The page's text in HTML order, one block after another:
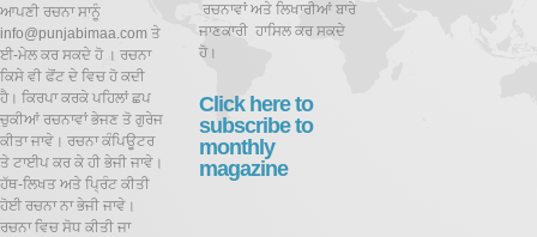
ਆਪਣੀ ਰਚਨਾ ਸਾਨੂੰ
info@punjabimaa.com ਤੇ
ਈ-ਮੇਲ ਕਰ ਸਕਦੇ ਹੋ । ਰਚਨਾ
ਕਿਸੇ ਵੀ ਫੋਂਟ ਦੇ ਵਿਚ ਹੋ ਕਦੀ
ਹੈ। ਕਿਰਪਾ ਕਰਕੇ ਪਹਿਲਾਂ ਛਪ
ਚੁਕੀਆਂ ਰਚਨਾਵਾਂ ਭੇਜਣ ਤੋ ਗੁਰੇਜ
ਕੀਤਾ ਜਾਵੇ। ਰਚਨਾ ਕੰਪਿਊਟਰ
ਤੇ ਟਾਈਪ ਕਰ ਕੇ ਹੀ ਭੇਜੀ ਜਾਵੇ।
ਹੱਥ-ਲਿਖਤ ਅਤੇ ਪ੍ਰਿੰਟ ਕੀਤੀ
ਹੋਈ ਰਚਨਾ ਨਾ ਭੇਜੀ ਜਾਵੇ।
ਰਚਨਾ ਵਿਚ ਸੋਧ ਕੀਤੀ ਜਾ
ਰਚਨਾਵਾਂ ਅਤੇ ਲਿਖਾਰੀਆਂ ਬਾਰੇ
ਜਾਣਕਾਰੀ ਹਾਸਿਲ ਕਰ ਸਕਦੇ
ਹੋ।
Click here to
subscribe to
monthly
magazine